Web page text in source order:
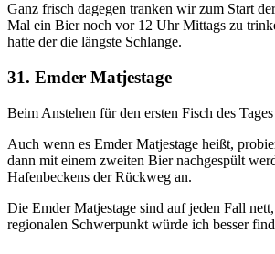
Ganz frisch dagegen tranken wir zum Start
Mal ein Bier noch vor 12 Uhr Mittags zu
hatte der die längste Schlange.
31. Emder Matjestage
Beim Anstehen für den ersten Fisch des
Auch wenn es Emder Matjestage heißt,
dann mit einem zweiten Bier nachgespült
Hafenbeckens der Rückweg an.
Die Emder Matjestage sind auf jeden Fall
regionalen Schwerpunkt würde ich besser